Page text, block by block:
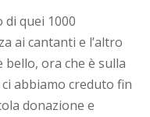
di quei 1000
ai cantanti e l’altro
ora che è sulla
abbiamo creduto fin
donazione e